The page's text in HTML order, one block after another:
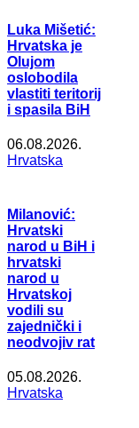
Luka Mišetić:
Hrvatska je
Olujom
oslobodila
vlastiti teritorij
i spasila BiH
06.08.2026.
Hrvatska
Milanović:
Hrvatski
narod u BiH i
hrvatski
narod u
Hrvatskoj
vodili su
zajednički i
neodvojiv rat
05.08.2026.
Hrvatska